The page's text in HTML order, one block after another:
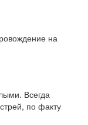
на
Всегда
по факту